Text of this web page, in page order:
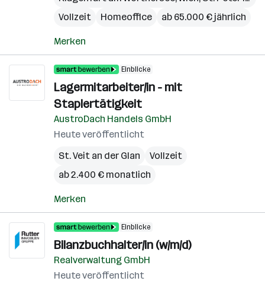
Vollzeit
Homeoffice ab 65.000 € jährlich
Merken
Einblicke
Lagermitarbeiter/in - mit
Staplertätigkeit
AustroDach Handels GmbH
Heute veröffentlicht
St. Veit an der Glan
Vollzeit
ab 2.400 € monatlich
Merken
Einblicke
Bilanzbuchhalter/in (w/m/d)
Realverwaltung GmbH
Heute veröffentlicht